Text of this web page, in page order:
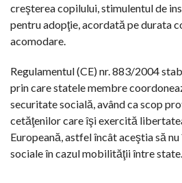
creşterea copilului, stimulentul de
pentru adopţie, acordată pe durata
acomodare.
Regulamentul (CE) nr. 883/2004
prin care statele membre
securitate socială, având ca scop
cetăţenilor care îşi exercită
Europeană, astfel încât aceştia să
sociale în cazul mobilităţii între state.